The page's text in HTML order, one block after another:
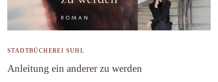
STADTBÜCHEREI SUHL
Anleitung ein anderer zu werden